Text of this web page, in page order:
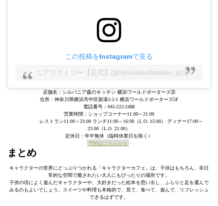
この投稿をInstagramで見る
シルバニアファミリー【公式】(@sylvanianfamilies_jp)がシェアした投稿
店舗名：シルバニア森のキッチン 横浜ワールドポーターズ店
住所：神奈川県横浜市中区新港2-2-1 横浜ワールドポーターズ5F
電話番号：045-222-2488
営業時間：ショップコーナー11:00～21:00
レストラン11:00～23:00 ランチ11:00～16:00（L.O. 15:00） ディナー17:00～
23:00（L.O. 21:00）
定休日：年中無休（臨時休業日を除く）
予約はこちらから
まとめ
キャラクターの世界にどっぷりつかれる「キャラクターカフェ」は、子供はもちろん、非日
常的な空間で癒されたい大人にもぴったりの場所です。
子供の頃によく遊んだキャラクターや、大好きだった絵本を思い出し、ふらりと足を運んで
みるのもよいでしょう。スイーツや料理も本格的で、見て、食べて、遊んで、リフレッシュ
できるはずです。